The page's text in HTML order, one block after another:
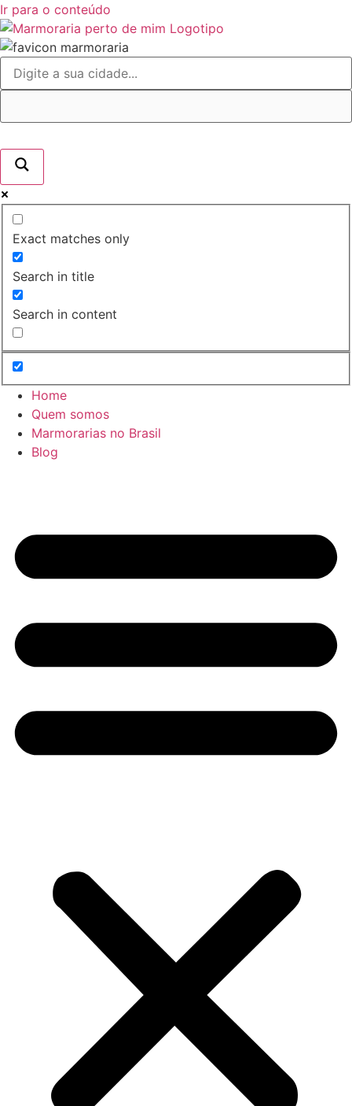
Ir para o conteúdo
Exact matches only
Search in title
Search in content
Home
Quem somos
Marmorarias no Brasil
Blog